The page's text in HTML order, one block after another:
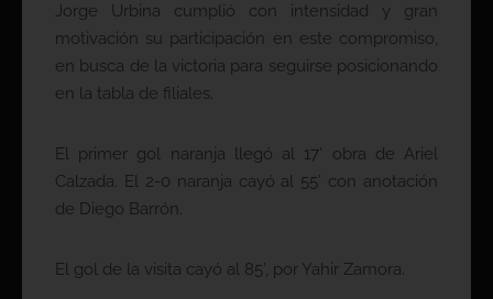
Jorge Urbina cumplió con intensidad y gran
motivación su participación en este compromiso,
en busca de la victoria para seguirse posicionando
en la tabla de filiales.
El primer gol naranja llegó al 17’ obra de Ariel
Calzada. El 2-0 naranja cayó al 55’ con anotación
de Diego Barrón.
El gol de la visita cayó al 85’, por Yahir Zamora.